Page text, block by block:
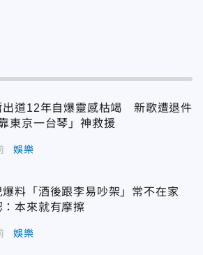
出道12年自爆靈感枯竭 新歌遭退件
東京一台琴」神救援
娛樂
爆料「酒後跟李易吵架」常不在家
：本來就有摩擦
娛樂